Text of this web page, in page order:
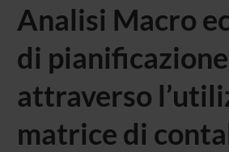
Analisi Macro
di pianificazione
attraverso
matrice di